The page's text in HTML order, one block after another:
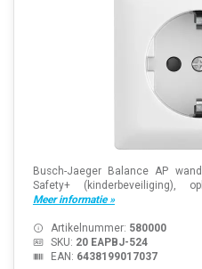
Busch-Jaeger Balance AP
Safety+
Meer informatie »
Artikelnummer: 580000
SKU: 20 EAPBJ-524
EAN: 6438199017037